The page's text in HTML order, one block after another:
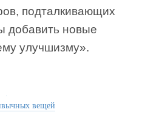
подталкивающих
добавить новые
улучшизму».
вещей